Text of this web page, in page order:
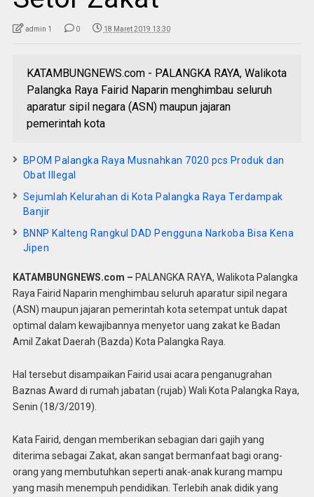
admin 1 0 18 Maret 2019 13:30
KATAMBUNGNEWS.com - PALANGKA RAYA, Walikota
Palangka Raya Fairid Naparin menghimbau seluruh
aparatur sipil negara (ASN) maupun jajaran
pemerintah kota
BPOM Palangka Raya Musnahkan 7020 pcs Produk dan
Obat Illegal
Sejumlah Kelurahan di Kota Palangka Raya Terdampak
Banjir
BNNP Kalteng Rangkul DAD Pengguna Narkoba Bisa Kena
Jipen
KATAMBUNGNEWS.com – PALANGKA RAYA, Walikota Palangka
Raya Fairid Naparin menghimbau seluruh aparatur sipil negara
(ASN) maupun jajaran pemerintah kota setempat untuk dapat
optimal dalam kewajibannya menyetor uang zakat ke Badan
Amil Zakat Daerah (Bazda) Kota Palangka Raya.
Hal tersebut disampaikan Fairid usai acara penganugrahan
Baznas Award di rumah jabatan (rujab) Wali Kota Palangka Raya,
Senin (18/3/2019).
Kata Fairid, dengan memberikan sebagian dari gajih yang
diterima sebagai Zakat, akan sangat bermanfaat bagi orang-
orang yang membutuhkan seperti anak-anak kurang mampu
yang masih menempuh pendidikan. Terlebih anak didik yang